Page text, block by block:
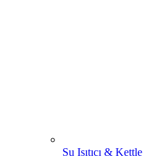
Su Isıtıcı & Kettle